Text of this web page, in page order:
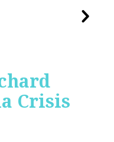
Crisis